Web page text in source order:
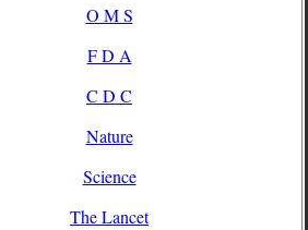
O M S
F D A
C D C
Nature
Science
The Lancet